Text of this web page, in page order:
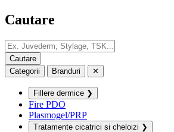
Cautare
Categorii Branduri ✕
Fillere dermice ❯
Fire PDO
Plasmogel/PRP
Tratamente cicatrici si cheloizi ❯